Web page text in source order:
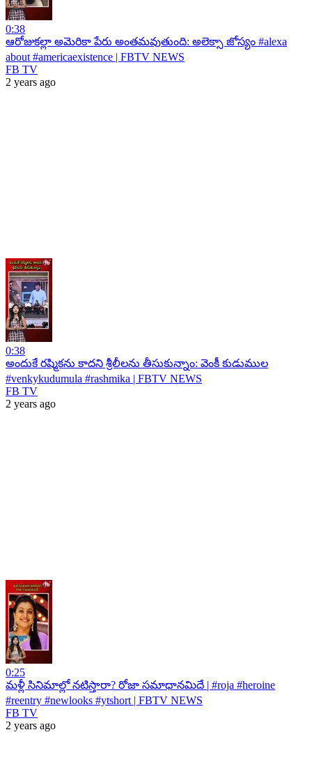
0:38
ఆరోజుకల్లా అమెరికా పేరు అంతమవుతుంది: అలెక్సా జోస్యం #alexa
about #americaexistence | FBTV NEWS
FB TV
2 years ago
0:38
అందుకే రష్మికను కాదని శ్రీలీలను తీసుకున్నాం: వెంకీ కుడుముల
#venkykudumula #rashmika | FBTV NEWS
FB TV
2 years ago
0:25
మళ్లీ సినిమాల్లో నటిస్తారా? రోజా సమాధానమిదే | #roja #heroine
#reentry #newlooks #ytshort | FBTV NEWS
FB TV
2 years ago